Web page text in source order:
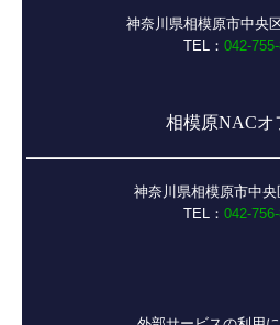
神奈川県相模原市中央
TEL： 042-
相模原NACオ
神奈川県相模原市中央
TEL
： 042-